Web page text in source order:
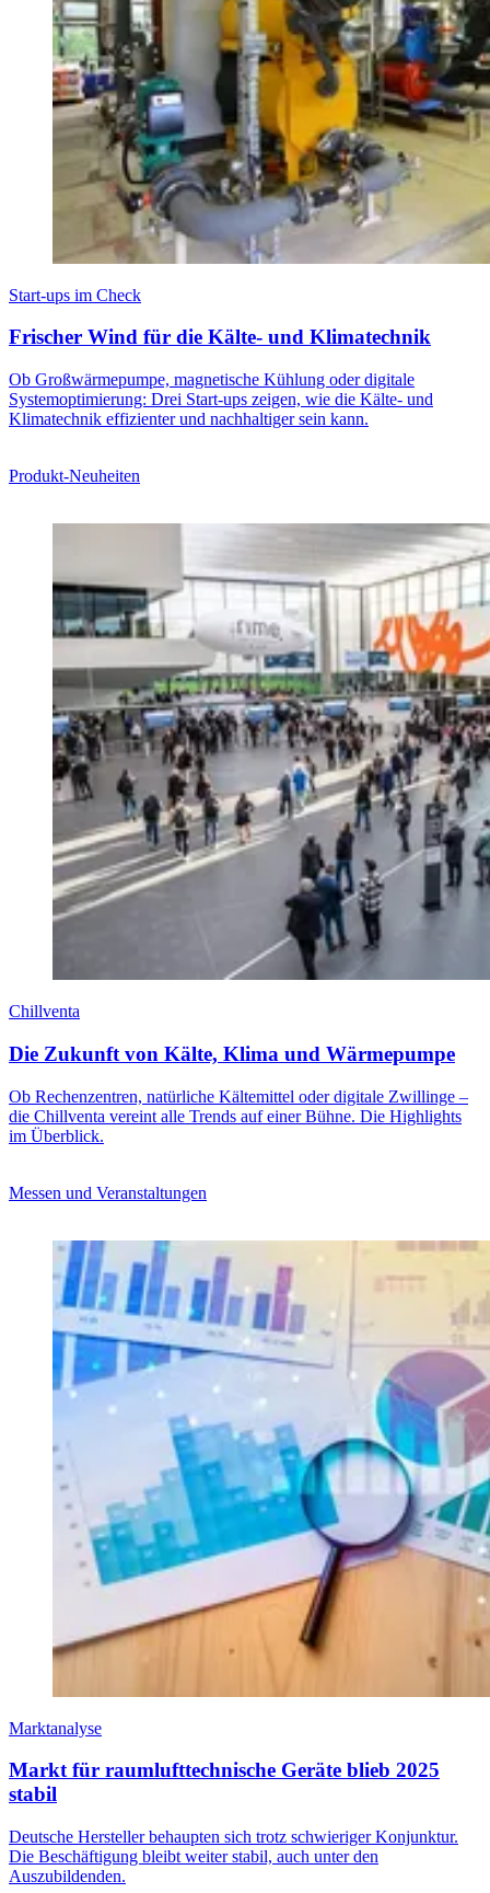
Start-ups im Check
Frischer Wind für die Kälte- und Klimatechnik
Ob Großwärmepumpe, magnetische Kühlung oder digitale
Systemoptimierung: Drei Start-ups zeigen, wie die Kälte- und
Klimatechnik effizienter und nachhaltiger sein kann.
Produkt-Neuheiten
Chillventa
Die Zukunft von Kälte, Klima und Wärmepumpe
Ob Rechenzentren, natürliche Kältemittel oder digitale Zwillinge –
die Chillventa vereint alle Trends auf einer Bühne. Die Highlights
im Überblick.
Messen und Veranstaltungen
Marktanalyse
Markt für raumlufttechnische Geräte blieb 2025
stabil
Deutsche Hersteller behaupten sich trotz schwieriger Konjunktur.
Die Beschäftigung bleibt weiter stabil, auch unter den
Auszubildenden.